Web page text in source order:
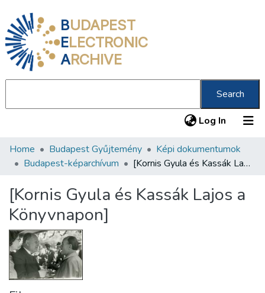
BUDAPEST
ELECTRONIC
ARCHIVE
Search
Log In (current)
Communities & Collections
Statistics
About us
Home Budapest Gyűjtemény
Képi dokumentumok
Budapest-képarchívum
[Kornis Gyula és Kassák Lajos a Könyvnapon]
[Kornis Gyula és Kassák Lajos a
Könyvnapon]